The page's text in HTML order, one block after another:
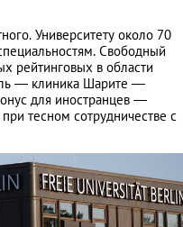
Университету около 70
Свободный
рейтинговых в области
― клиника Шарите ―
для иностранцев —
тесном сотрудничестве с